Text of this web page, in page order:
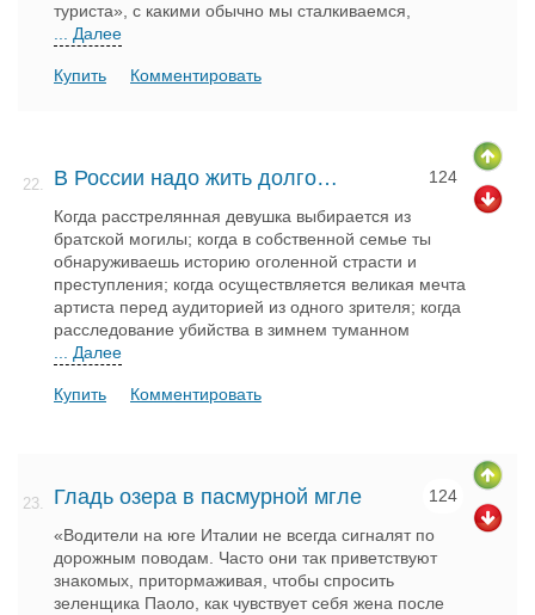
туриста», с какими обычно мы сталкиваемся,
... Далее
Купить Комментировать
22. В России надо жить долго… 124
Когда расстрелянная девушка выбирается из
братской могилы; когда в собственной семье ты
обнаруживаешь историю оголенной страсти и
преступления; когда осуществляется великая мечта
артиста перед аудиторией из одного зрителя; когда
расследование убийства в зимнем туманном
... Далее
Купить Комментировать
23. Гладь озера в пасмурной мгле 124
«Водители на юге Италии не всегда сигналят по
дорожным поводам. Часто они так приветствуют
знакомых, притормаживая, чтобы спросить
зеленщика Паоло, как чувствует себя жена после